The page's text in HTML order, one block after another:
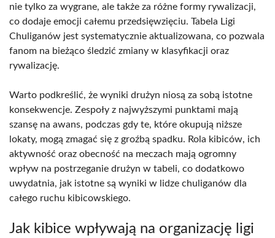
nie tylko za wygrane, ale także za różne formy rywalizacji,
co dodaje emocji całemu przedsięwzięciu. Tabela Ligi
Chuliganów jest systematycznie aktualizowana, co pozwala
fanom na bieżąco śledzić zmiany w klasyfikacji oraz
rywalizację.
Warto podkreślić, że wyniki drużyn niosą za sobą istotne
konsekwencje. Zespoły z najwyższymi punktami mają
szansę na awans, podczas gdy te, które okupują niższe
lokaty, mogą zmagać się z groźbą spadku. Rola kibiców, ich
aktywność oraz obecność na meczach mają ogromny
wpływ na postrzeganie drużyn w tabeli, co dodatkowo
uwydatnia, jak istotne są wyniki w lidze chuliganów dla
całego ruchu kibicowskiego.
Jak kibice wpływają na organizację ligi